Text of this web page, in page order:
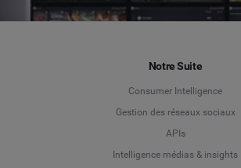
Notre Suite
Consumer Intelligence
Gestion des réseaux sociaux
APIs
Intelligence médias & insights